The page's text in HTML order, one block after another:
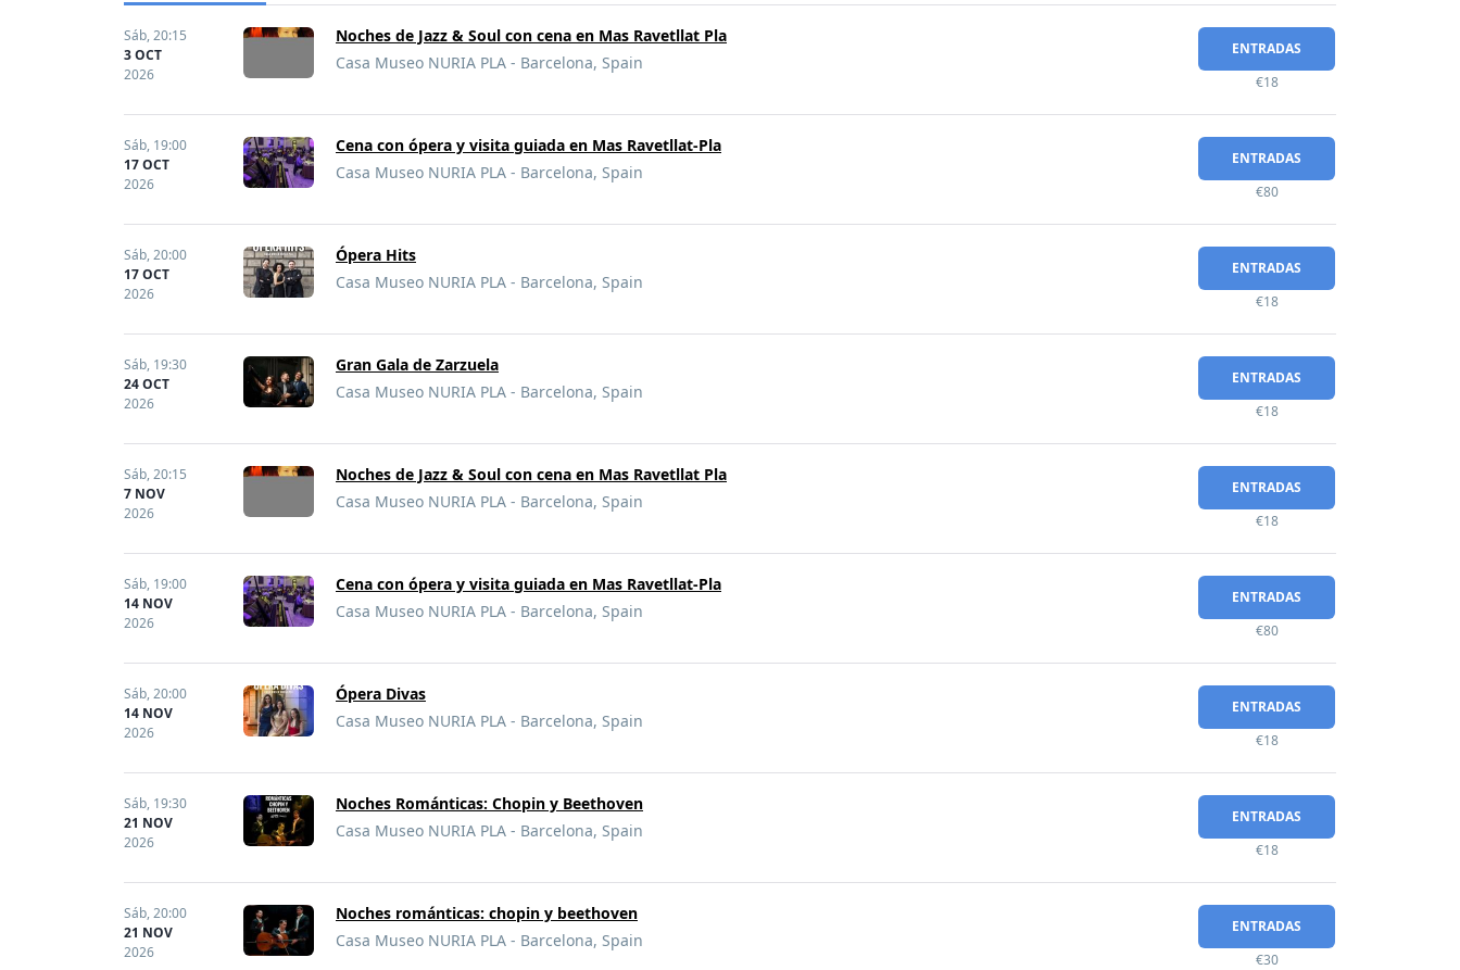
Sáb,20:15
3 OCT
2026
Noches de Jazz & Soul con cena en Mas Ravetllat Pla
Casa Museo NURIA PLA - Barcelona, Spain
ENTRADAS
€18
Sáb, 19:00
17 OCT
2026
Cena con ópera y visita guiada en Mas Ravetllat-Pla
Casa Museo NURIA PLA - Barcelona, Spain
ENTRADAS
€80
Sáb,20:00
17 OCT
2026
Ópera Hits
Casa Museo NURIA PLA - Barcelona, Spain
ENTRADAS
€18
Sáb, 19:30
24 OCT
2026
Gran Gala de Zarzuela
Casa Museo NURIA PLA - Barcelona, Spain
ENTRADAS
€18
Sáb,20:15
7 NOV
2026
Noches de Jazz & Soul con cena en Mas Ravetllat Pla
Casa Museo NURIA PLA - Barcelona, Spain
ENTRADAS
€18
Sáb, 19:00
14 NOV
2026
Cena con ópera y visita guiada en Mas Ravetllat-Pla
Casa Museo NURIA PLA - Barcelona, Spain
ENTRADAS
€80
Sáb,20:00
14 NOV
2026
Ópera Divas
Casa Museo NURIA PLA - Barcelona, Spain
ENTRADAS
€18
Sáb, 19:30
21 NOV
2026
Noches Románticas: Chopin y Beethoven
Casa Museo NURIA PLA - Barcelona, Spain
ENTRADAS
€18
Sáb,20:00
21 NOV
2026
Noches románticas: chopin y beethoven
Casa Museo NURIA PLA - Barcelona, Spain
ENTRADAS
€30